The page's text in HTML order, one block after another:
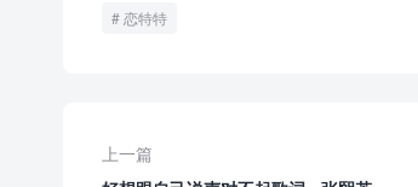
恋特特
上一篇